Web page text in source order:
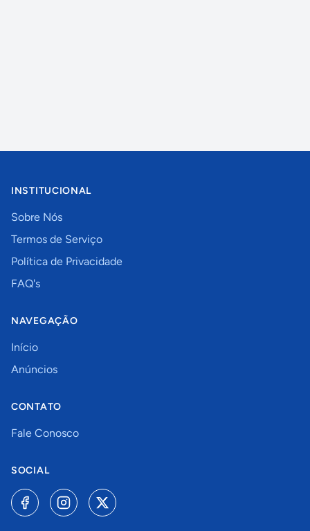
INSTITUCIONAL
Sobre Nós
Termos de Serviço
Política de Privacidade
FAQ's
NAVEGAÇÃO
Início
Anúncios
CONTATO
Fale Conosco
SOCIAL